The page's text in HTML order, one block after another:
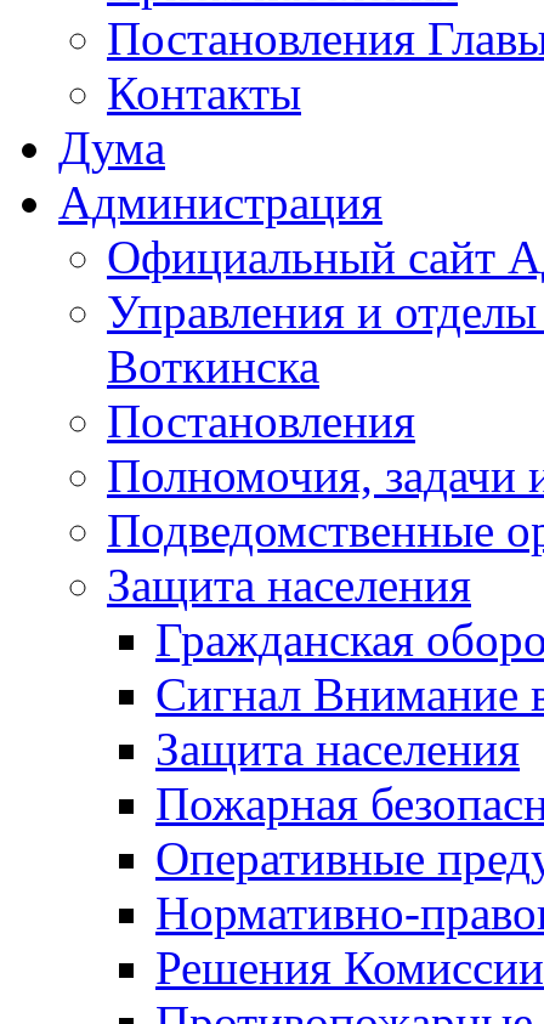
Постановления
Контакты
Дума
Администрация
Официальный сайт
Управления и
Воткинска
Постановления
Полномочия, задачи
Подведомственные
Защита населения
Гражданская
Сигнал Внимание
Защита населения
Пожарная
Оперативные
Нормативно-
Решения